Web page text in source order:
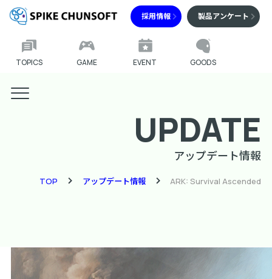
採用情報 製品アンケート
TOPICS GAME EVENT GOODS
UPDATE
アップデート情報
TOP アップデート情報 ARK: Survival Ascended